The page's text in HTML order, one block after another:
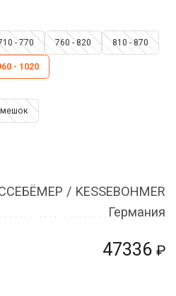
47336 ₽
- 770 760 - 820 810 - 870
- 1020
/ KESSEBOHMER
Германия